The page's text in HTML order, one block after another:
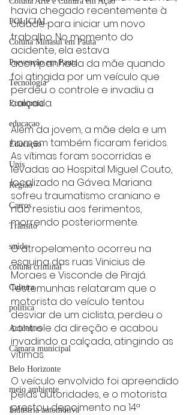
POLICIAL
Coluna Minasul em Pauta
Prevenção em Pauta
Tecnologia
Economia
educaçao
Educação
Unis
Região
Carros
Trânsito
saúde
coluna criminal
Cultura
politica
Acidentes
Câmara municipal
Belo Horizonte
meio ambiente
Industria automotiva
havia chegado recentemente à
cidade para iniciar um novo
trabalho. No momento do
acidente, ela estava
acompanhada da mãe quando
foi atingida por um veículo que
perdeu o controle e invadiu a
calçada.
Além da jovem, a mãe dela e um
homem também ficaram feridos.
As vítimas foram socorridas e
levadas ao Hospital Miguel Couto,
localizado na Gávea. Mariana
sofreu traumatismo craniano e
não resistiu aos ferimentos,
morrendo posteriormente.
O atropelamento ocorreu na
esquina das ruas Vinicius de
Moraes e Visconde de Pirajá.
Testemunhas relataram que o
motorista do veículo tentou
desviar de um ciclista, perdeu o
controle da direção e acabou
invadindo a calçada, atingindo as
vítimas.
O veículo envolvido foi apreendido
pelas autoridades, e o motorista
prestou depoimento na 14ª